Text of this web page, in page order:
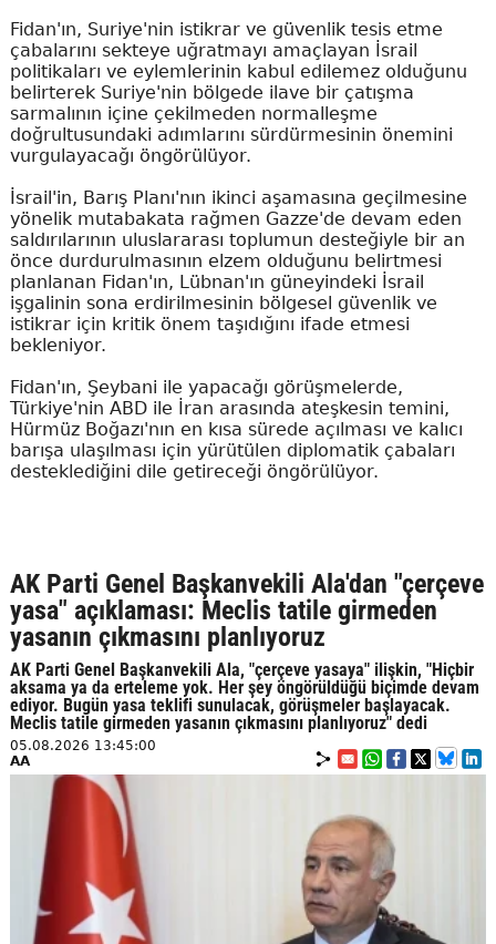
Fidan'ın, Suriye'nin istikrar ve güvenlik tesis etme
çabalarını sekteye uğratmayı amaçlayan İsrail
politikaları ve eylemlerinin kabul edilemez olduğunu
belirterek Suriye'nin bölgede ilave bir çatışma
sarmalının içine çekilmeden normalleşme
doğrultusundaki adımlarını sürdürmesinin önemini
vurgulayacağı öngörülüyor.
İsrail'in, Barış Planı'nın ikinci aşamasına geçilmesine
yönelik mutabakata rağmen Gazze'de devam eden
saldırılarının uluslararası toplumun desteğiyle bir an
önce durdurulmasının elzem olduğunu belirtmesi
planlanan Fidan'ın, Lübnan'ın güneyindeki İsrail
işgalinin sona erdirilmesinin bölgesel güvenlik ve
istikrar için kritik önem taşıdığını ifade etmesi
bekleniyor.
Fidan'ın, Şeybani ile yapacağı görüşmelerde,
Türkiye'nin ABD ile İran arasında ateşkesin temini,
Hürmüz Boğazı'nın en kısa sürede açılması ve kalıcı
barışa ulaşılması için yürütülen diplomatik çabaları
desteklediğini dile getireceği öngörülüyor.
AK Parti Genel Başkanvekili Ala'dan "çerçeve
yasa" açıklaması: Meclis tatile girmeden
yasanın çıkmasını planlıyoruz
AK Parti Genel Başkanvekili Ala, "çerçeve yasaya" ilişkin, "Hiçbir
aksama ya da erteleme yok. Her şey öngörüldüğü biçimde devam
ediyor. Bugün yasa teklifi sunulacak, görüşmeler başlayacak.
Meclis tatile girmeden yasanın çıkmasını planlıyoruz" dedi
05.08.2026 13:45:00
AA